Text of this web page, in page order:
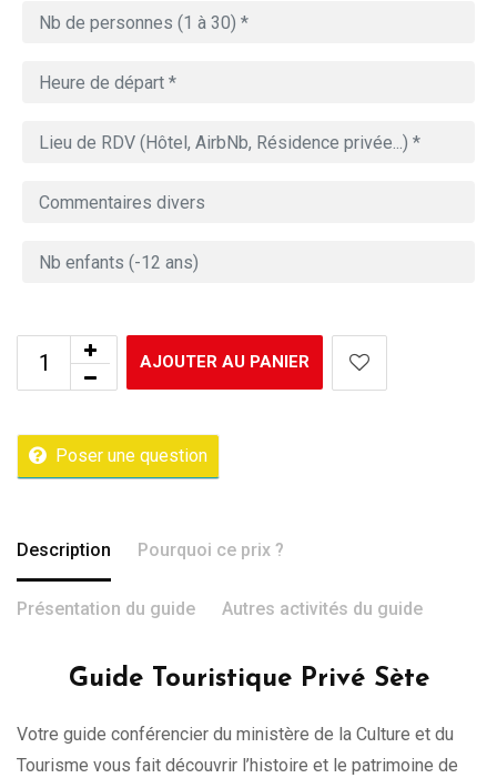
AJOUTER AU PANIER
Poser une question
Description Pourquoi ce prix ?
Présentation du guide Autres activités du guide
Guide Touristique Privé Sète
Votre guide conférencier du ministère de la Culture et du
Tourisme vous fait découvrir l’histoire et le patrimoine de